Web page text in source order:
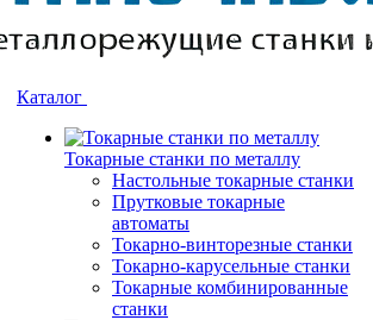
Каталог
Токарные станки по металлу
Настольные токарные станки
Прутковые токарные
автоматы
Токарно-винторезные станки
Токарно-карусельные станки
Токарные комбинированные
станки